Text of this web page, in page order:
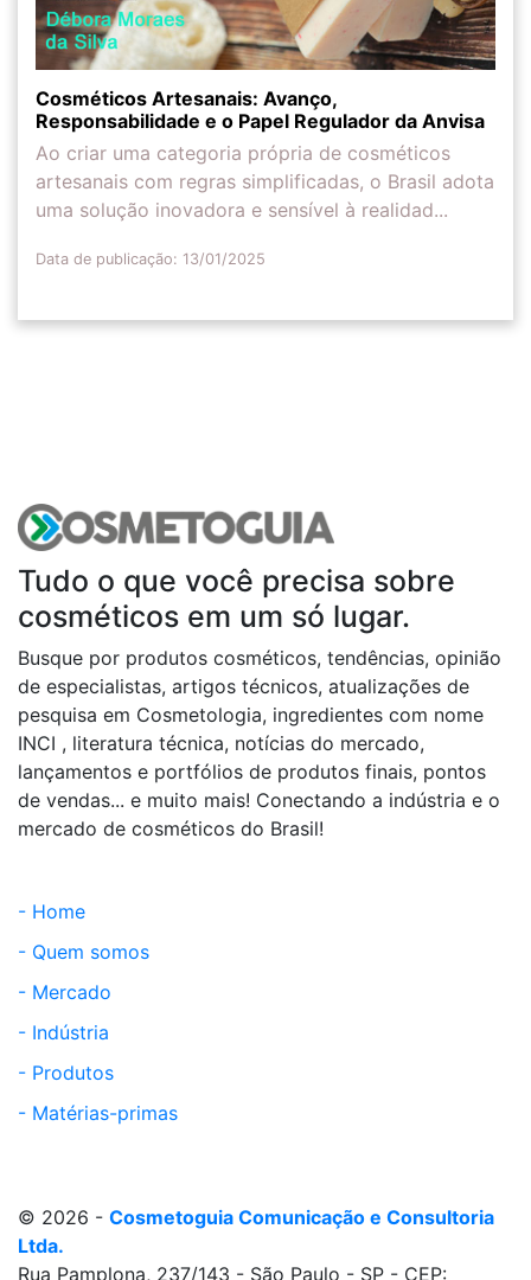
Cosméticos Artesanais: Avanço,
Responsabilidade e o Papel Regulador da Anvisa
Ao criar uma categoria própria de cosméticos
artesanais com regras simplificadas, o Brasil adota
uma solução inovadora e sensível à realidad...
Data de publicação: 13/01/2025
Tudo o que você precisa sobre
cosméticos em um só lugar.
Busque por produtos cosméticos, tendências, opinião
de especialistas, artigos técnicos, atualizações de
pesquisa em Cosmetologia, ingredientes com nome
INCI , literatura técnica, notícias do mercado,
lançamentos e portfólios de produtos finais, pontos
de vendas... e muito mais! Conectando a indústria e o
mercado de cosméticos do Brasil!
- Home
- Quem somos
- Mercado
- Indústria
- Produtos
- Matérias-primas
© 2026 - Cosmetoguia Comunicação e Consultoria
Ltda.
Rua Pamplona, 237/143 - São Paulo - SP - CEP: